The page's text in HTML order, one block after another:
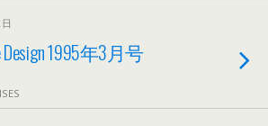
Design 1995年3月号